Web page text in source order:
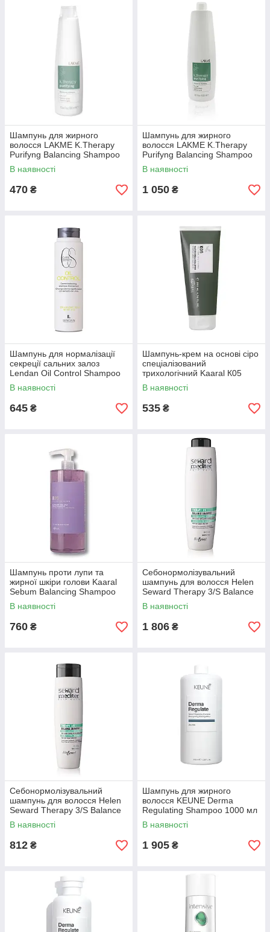
Шампунь для жирного
волосся LAKME K.Therapy
Purifyng Balancing Shampoo
300 мл
В наявності
470 ₴
Шампунь для жирного
волосся LAKME K.Therapy
Purifyng Balancing Shampoo
1000 мл
В наявності
1 050 ₴
Шампунь для нормалізації
секреції сальних залоз
Lendan Oil Control Shampoo
300 мл
В наявності
645 ₴
Шампунь-крем на основі сіро
спеціалізований
трихологічний Kaaral К05
Shampoo 200 мл
В наявності
535 ₴
Шампунь проти лупи та
жирної шкіри голови Kaaral
Sebum Balancing Shampoo
1000 мл
В наявності
760 ₴
Себонормолізувальний
шампунь для волосся Helen
Seward Therapy 3/S Balance
Shampoo 1000 мл
В наявності
1 806 ₴
Себонормолізувальний
шампунь для волосся Helen
Seward Therapy 3/S Balance
Shampoo 300 мл
В наявності
812 ₴
Шампунь для жирного
волосся KEUNE Derma
Regulating Shampoo 1000 мл
В наявності
1 905 ₴